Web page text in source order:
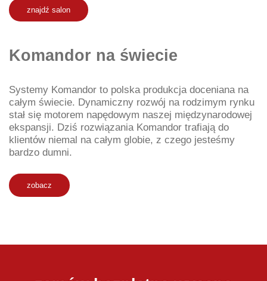
znajdź salon
Komandor na świecie
Systemy Komandor to polska produkcja doceniana na
całym świecie. Dynamiczny rozwój na rodzimym rynku
stał się motorem napędowym naszej międzynarodowej
ekspansji. Dziś rozwiązania Komandor trafiają do
klientów niemal na całym globie, z czego jesteśmy
bardzo dumni.
zobacz